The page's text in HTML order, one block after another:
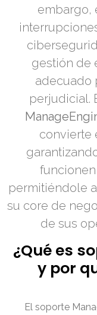
embargo,
gestión de
adecuado
perjudicial.
convierte
permitiéndole
su core de
de sus
¿Qué es
y por
El soporte